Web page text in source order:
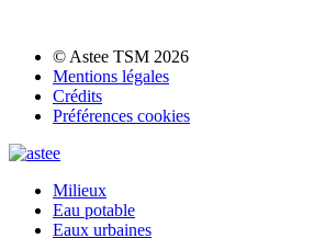
© Astee TSM 2026
Mentions légales
Crédits
Préférences cookies
Milieux
Eau potable
Eaux urbaines